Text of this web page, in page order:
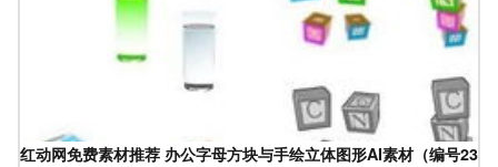
红动网免费素材推荐 办公字母方块与手绘立体图形AI素材（编号